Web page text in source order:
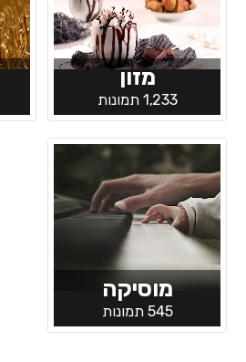
מזון
1,233 תמונות
מוסיקה
545 תמונות